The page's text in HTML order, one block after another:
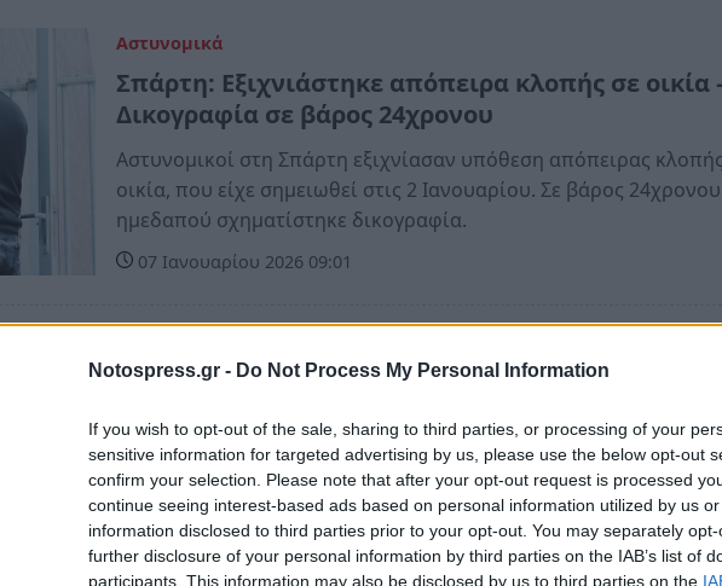
Notospress.gr - Do Not Process My Personal Information
If you wish to opt-out of the sale, sharing to third parties, or processing of your
sensitive information for targeted advertising by us, please use the below opt-out
confirm your selection. Please note that after your opt-out request is processed
continue seeing interest-based ads based on personal information utilized by us
information disclosed to third parties prior to your opt-out. You may separately
further disclosure of your personal information by third parties on the IAB’s list of
participants. This information may also be disclosed by us to third parties on the
Αστυνομικά
Σπάρτη: Εξιχνιάστηκε απόπειρα κλοπής σε οικία
Δικογραφία σε βάρος 24χρονου
Αστυνομικοί στη Σπάρτη εξιχνίασαν υπόθεση απόπειρας
οικία, που είχε σημειωθεί στις 2 Ιανουαρίου. Σε βάρος 24χρονου
ημεδαπού σχηματίστηκε δικογραφία.
07 Ιανουαρίου 2026 09:01
Αποτυχημένη απόπειρα κλοπής χρηματοκιβωτίου
με… κλαρκ στην Ηλεία
Το χρηματοκιβώτιο έπεσε στην αυλή και οι δράστες το έβαλαν
πόδια
30 Σεπτεμβρίου 2025 08:17